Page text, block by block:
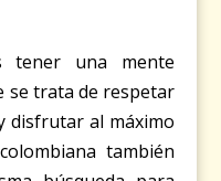
tener una mente
se trata de respetar
disfrutar al máximo
también